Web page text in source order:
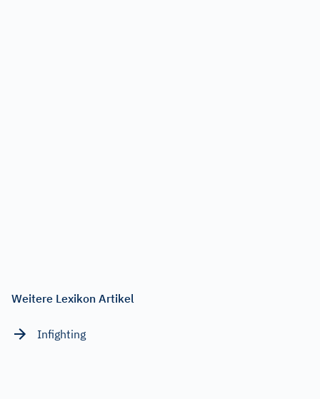
Weitere Lexikon Artikel
Infighting